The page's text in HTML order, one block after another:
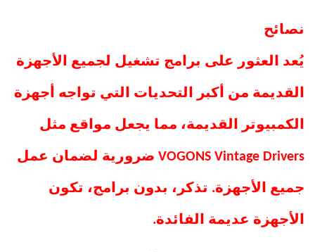
نصائح
يُعد العثور على برامج تشغيل لجميع الأجهزة
القديمة من أكبر التحديات التي تواجه أجهزة
الكمبيوتر القديمة، مما يجعل مواقع مثل
VOGONS Vintage Drivers ضرورية لضمان عمل
جميع الأجهزة. تذكر، بدون برامج، تكون
الأجهزة عديمة الفائدة.